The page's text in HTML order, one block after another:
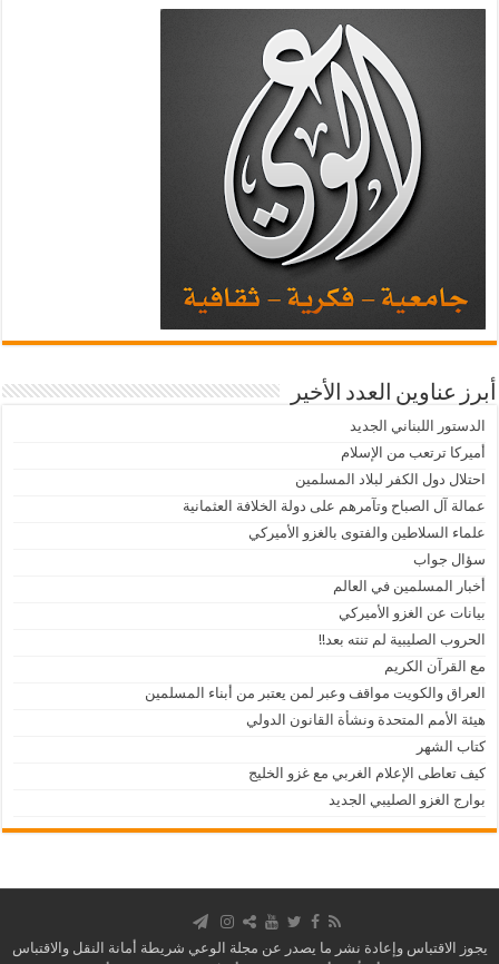
أبرز عناوين العدد الأخير
الدستور اللبناني الجديد
أميركا ترتعب من الإسلام
احتلال دول الكفر لبلاد المسلمين
عمالة آل الصباح وتآمرهم على دولة الخلافة العثمانية
علماء السلاطين والفتوى بالغزو الأميركي
سؤال جواب
أخبار المسلمين في العالم
بيانات عن الغزو الأميركي
الحروب الصليبية لم تنته بعد!!
مع القرآن الكريم
العراق والكويت مواقف وعبر لمن يعتبر من أبناء المسلمين
هيئة الأمم المتحدة ونشأة القانون الدولي
كتاب الشهر
كيف تعاطى الإعلام الغربي مع غزو الخليج
بوارج الغزو الصليبي الجديد
يجوز الاقتباس وإعادة نشر ما يصدر عن مجلة الوعي شريطة أمانة النقل والاقتباس